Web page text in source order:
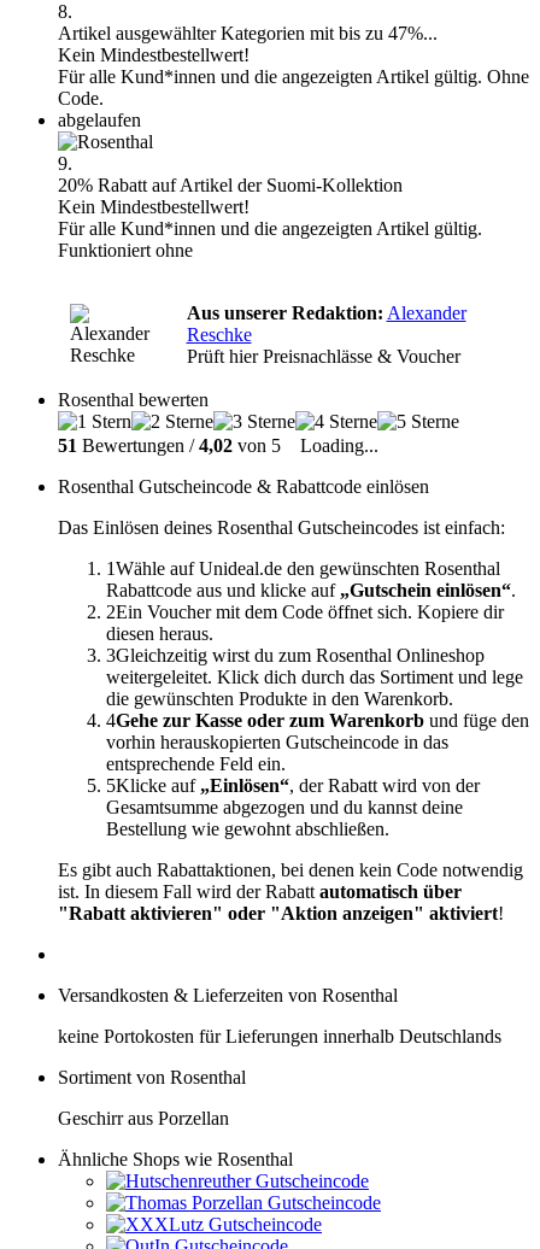
8.
Artikel ausgewählter Kategorien mit bis zu 47%...
Kein Mindestbestellwert!
Für alle Kund*innen und die angezeigten Artikel gültig. Ohne
Code.
abgelaufen
9.
20% Rabatt auf Artikel der Suomi-Kollektion
Kein Mindestbestellwert!
Für alle Kund*innen und die angezeigten Artikel gültig.
Funktioniert ohne
Aus unserer Redaktion: Alexander
Reschke
Prüft hier Preisnachlässe & Voucher
Rosenthal bewerten
51 Bewertungen /4,02 von 5
Loading...
Rosenthal Gutscheincode & Rabattcode einlösen
Das Einlösen deines Rosenthal Gutscheincodes ist einfach:
1Wähle auf Unideal.de den gewünschten Rosenthal
Rabattcode aus und klicke auf „Gutschein einlösen“.
2Ein Voucher mit dem Code öffnet sich. Kopiere dir
diesen heraus.
3Gleichzeitig wirst du zum Rosenthal Onlineshop
weitergeleitet. Klick dich durch das Sortiment und lege
die gewünschten Produkte in den Warenkorb.
4Gehe zur Kasse oder zum Warenkorb und füge den
vorhin herauskopierten Gutscheincode in das
entsprechende Feld ein.
5Klicke auf „Einlösen“, der Rabatt wird von der
Gesamtsumme abgezogen und du kannst deine
Bestellung wie gewohnt abschließen.
Es gibt auch Rabattaktionen, bei denen kein Code notwendig
ist. In diesem Fall wird der Rabattautomatisch über
"Rabatt aktivieren" oder "Aktion anzeigen" aktiviert!
Versandkosten & Lieferzeiten von Rosenthal
keine Portokosten für Lieferungen innerhalb Deutschlands
Sortiment von Rosenthal
Geschirr aus Porzellan
Ähnliche Shops wie Rosenthal